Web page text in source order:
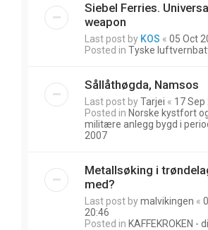
Siebel Ferries.
weapon
Last post by KOS « 05 Oct
Posted in Tyske
Sållåthøgda, Namsos
Last post byTarjei « 17 Sep
Posted in Norske kystfort
militære anlegg bygd i
2007
Metallsøking i
med?
Last post bymalvikingen «
20:46
Posted in KAFFEKROKEN -